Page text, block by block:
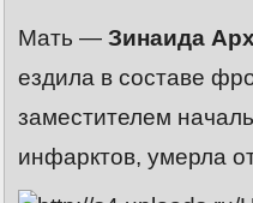
Мать —Зинаида
ездила в составе
заместителем
инфарктов, умерла